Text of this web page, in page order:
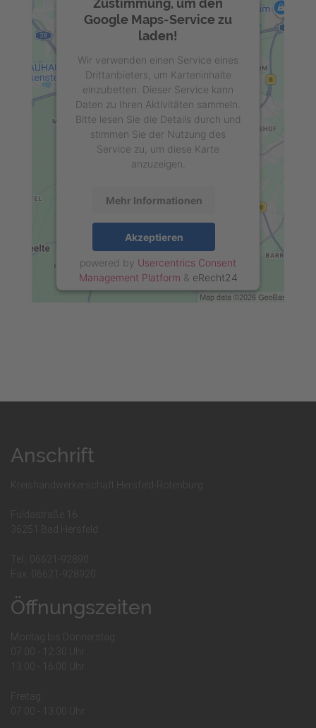
Google Maps-Service zu
laden!
Wir verwenden einen Service eines
Drittanbieters, um Karteninhalte
einzubetten. Dieser Service kann
Daten zu Ihren Aktivitäten sammeln.
Bitte lesen Sie die Details durch und
stimmen Sie der Nutzung des
Service zu, um diese Karte
anzuzeigen.
Mehr Informationen
Akzeptieren
powered by Usercentrics Consent
Management Platform & eRecht24
Anschrift
Kreishandwerkerschaft Hersfeld-Rotenburg
Fuldastraße 16
36251 Bad Hersfeld
Tel.: 06621-92890
Fax: 06621-928920
Öffnungszeiten
Montag bis Donnerstag:
07:00 - 12:30 Uhr
13:00 - 16:00 Uhr
Freitag:
07:00 - 13:00 Uhr